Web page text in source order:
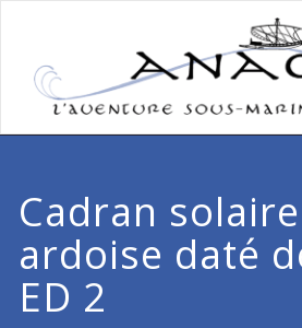
Cadran
ardoise daté
ED 2